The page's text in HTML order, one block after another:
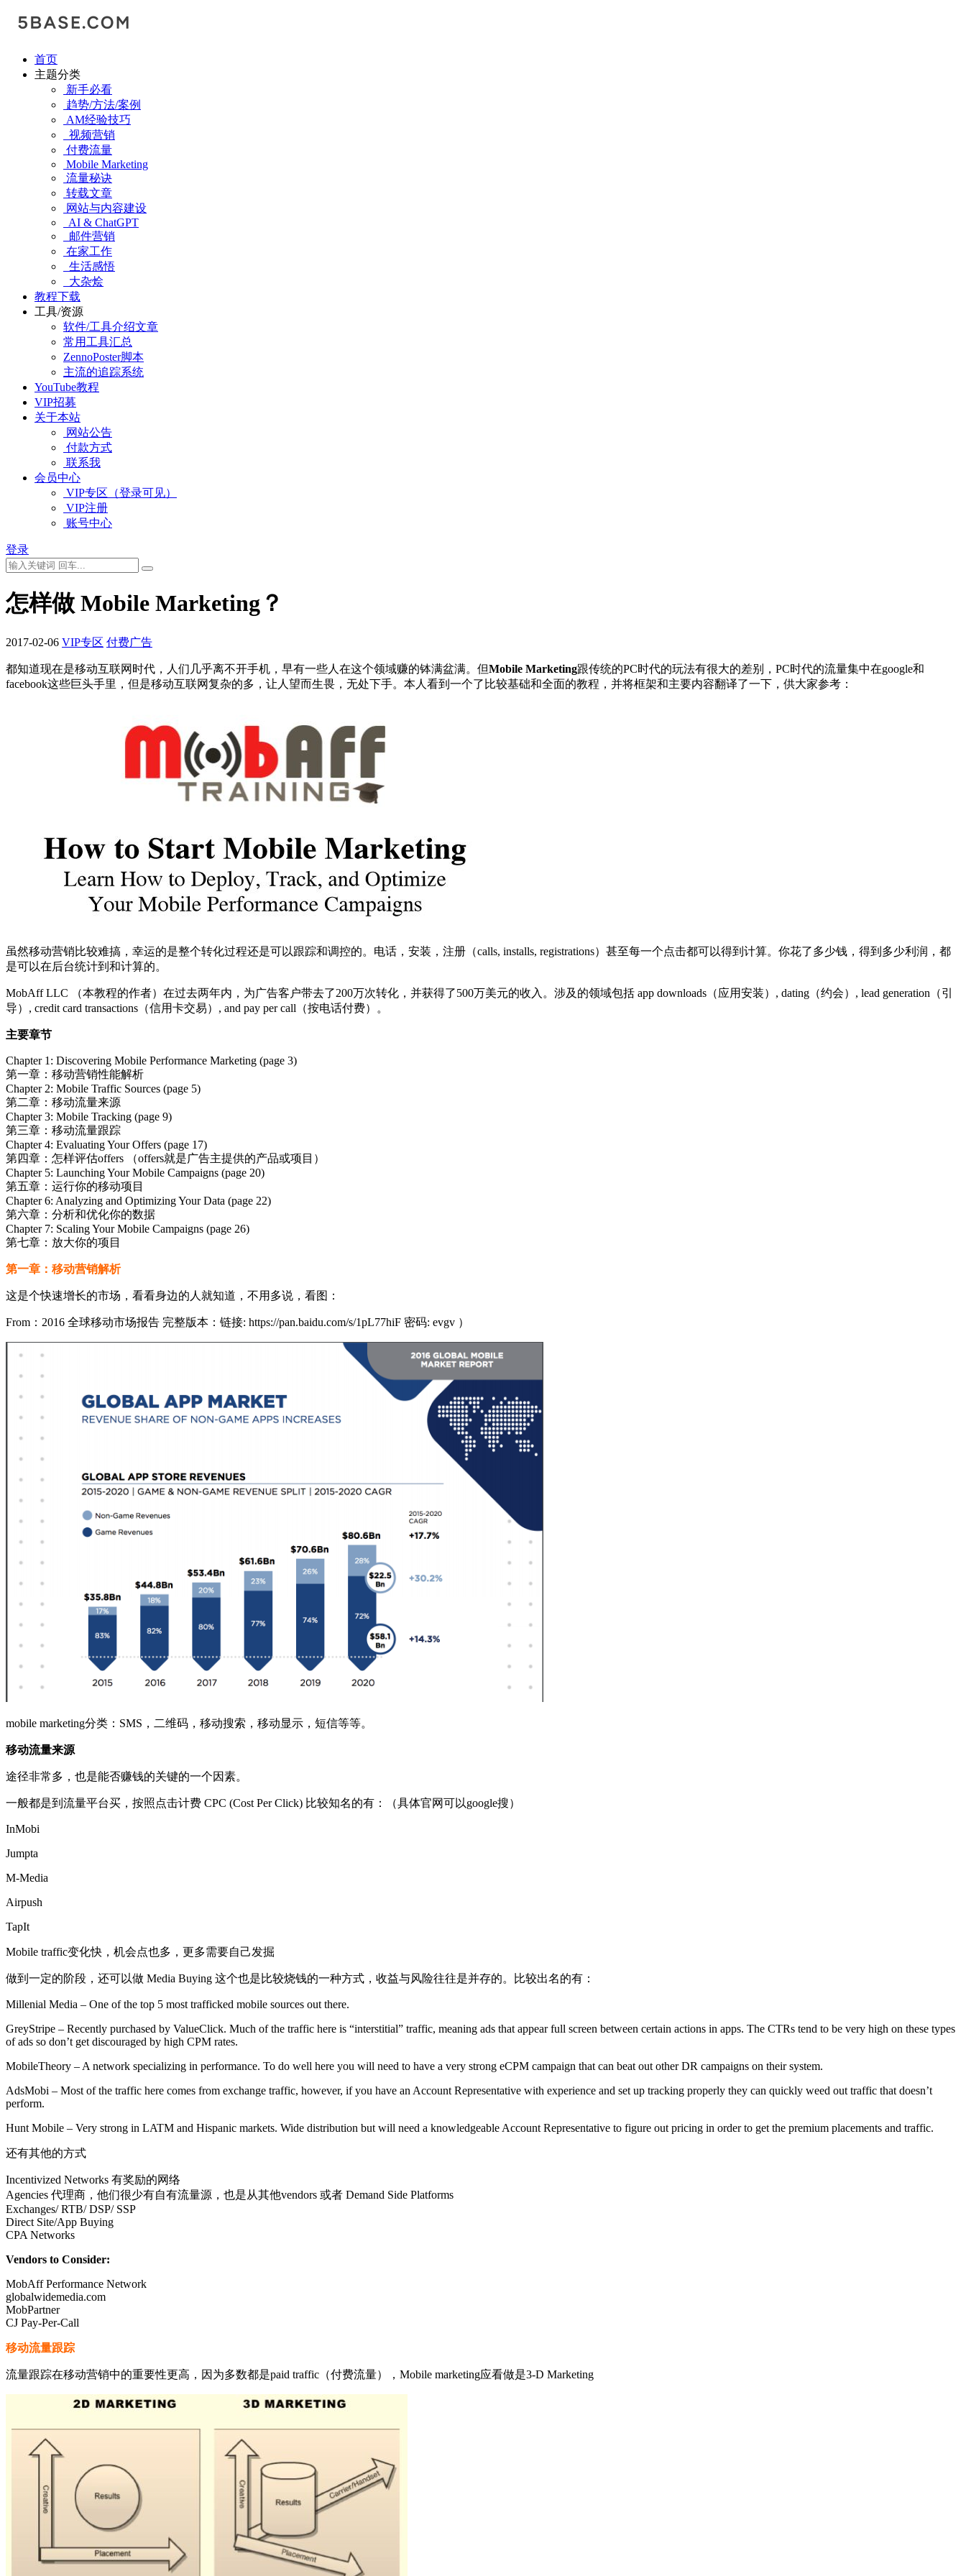
首页
主题分类
新手必看
趋势/方法/案例
AM经验技巧
视频营销
付费流量
Mobile Marketing
流量秘诀
转载文章
网站与内容建设
AI & ChatGPT
邮件营销
在家工作
生活感悟
大杂烩
教程下载
工具/资源
软件/工具介绍文章
常用工具汇总
ZennoPoster脚本
主流的追踪系统
YouTube教程
VIP招募
关于本站
网站公告
付款方式
联系我
会员中心
VIP专区（登录可见）
VIP注册
账号中心
登录
怎样做 Mobile Marketing？
2017-02-06 VIP专区 付费广告
都知道现在是移动互联网时代，人们几乎离不开手机，早有一些人在这个领域赚的钵满盆满。但Mobile Marketing跟传统的PC时代的玩法有很大的差别，PC时代的流量集中在google和
facebook这些巨头手里，但是移动互联网复杂的多，让人望而生畏，无处下手。本人看到一个了比较基础和全面的教程，并将框架和主要内容翻译了一下，供大家参考：
虽然移动营销比较难搞，幸运的是整个转化过程还是可以跟踪和调控的。电话，安装，注册（calls, installs, registrations）甚至每一个点击都可以得到计算。你花了多少钱，得到多少利润，都
是可以在后台统计到和计算的。
MobAff LLC （本教程的作者）在过去两年内，为广告客户带去了200万次转化，并获得了500万美元的收入。涉及的领域包括 app downloads（应用安装）, dating（约会）, lead generation（引
导）, credit card transactions（信用卡交易）, and pay per call（按电话付费）。
主要章节
Chapter 1: Discovering Mobile Performance Marketing (page 3)
第一章：移动营销性能解析
Chapter 2: Mobile Traffic Sources (page 5)
第二章：移动流量来源
Chapter 3: Mobile Tracking (page 9)
第三章：移动流量跟踪
Chapter 4: Evaluating Your Offers (page 17)
第四章：怎样评估offers （offers就是广告主提供的产品或项目）
Chapter 5: Launching Your Mobile Campaigns (page 20)
第五章：运行你的移动项目
Chapter 6: Analyzing and Optimizing Your Data (page 22)
第六章：分析和优化你的数据
Chapter 7: Scaling Your Mobile Campaigns (page 26)
第七章：放大你的项目
第一章：移动营销解析
这是个快速增长的市场，看看身边的人就知道，不用多说，看图：
From：2016 全球移动市场报告 完整版本：链接: https://pan.baidu.com/s/1pL77hiF 密码: evgv ）
mobile marketing分类：SMS，二维码，移动搜索，移动显示，短信等等。
移动流量来源
途径非常多，也是能否赚钱的关键的一个因素。
一般都是到流量平台买，按照点击计费 CPC (Cost Per Click) 比较知名的有：（具体官网可以google搜）
InMobi
Jumpta
M-Media
Airpush
TapIt
Mobile traffic变化快，机会点也多，更多需要自己发掘
做到一定的阶段，还可以做 Media Buying 这个也是比较烧钱的一种方式，收益与风险往往是并存的。比较出名的有：
Millenial Media – One of the top 5 most trafficked mobile sources out there.
GreyStripe – Recently purchased by ValueClick. Much of the traffic here is “interstitial” traffic, meaning ads that appear full screen between certain actions in apps. The CTRs tend to be very high on these types
of ads so don’t get discouraged by high CPM rates.
MobileTheory – A network specializing in performance. To do well here you will need to have a very strong eCPM campaign that can beat out other DR campaigns on their system.
AdsMobi – Most of the traffic here comes from exchange traffic, however, if you have an Account Representative with experience and set up tracking properly they can quickly weed out traffic that doesn’t
perform.
Hunt Mobile – Very strong in LATM and Hispanic markets. Wide distribution but will need a knowledgeable Account Representative to figure out pricing in order to get the premium placements and traffic.
还有其他的方式
Incentivized Networks 有奖励的网络
Agencies 代理商，他们很少有自有流量源，也是从其他vendors 或者 Demand Side Platforms
Exchanges/ RTB/ DSP/ SSP
Direct Site/App Buying
CPA Networks
Vendors to Consider:
MobAff Performance Network
globalwidemedia.com
MobPartner
CJ Pay-Per-Call
移动流量跟踪
流量跟踪在移动营销中的重要性更高，因为多数都是paid traffic（付费流量），Mobile marketing应看做是3-D Marketing